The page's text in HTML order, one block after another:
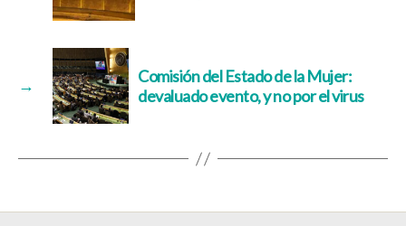
→
Comisión del Estado de la Mujer:
devaluado evento, y no por el virus